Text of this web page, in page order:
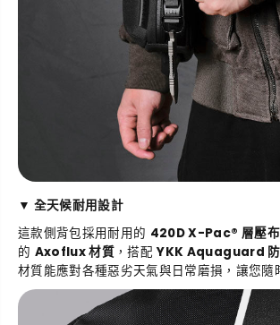
▼ 全天候耐用設計
這款側背包採用耐用的 420D X-Pac® 層壓
的 Axoflux 材質 ，搭配YKK Aquaguard 防
材質能應對各種惡劣天氣與日常磨損，讓您隨